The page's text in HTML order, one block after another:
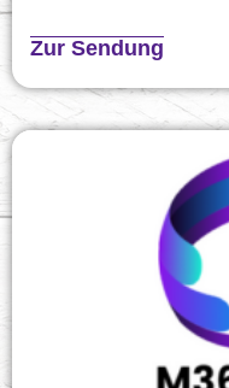
Zur Sendung